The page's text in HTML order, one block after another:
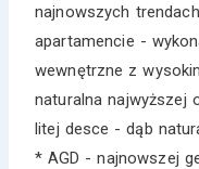
najnowszych
apartamencie -
wewnętrzne z
naturalna najwyższej
litej desce - dąb
* AGD - najnowszej